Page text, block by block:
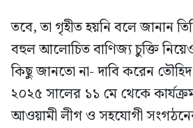
তবে, তা গৃহীত হয়নি বলে জানান
বহুল আলোচিত বাণিজ্য চুক্তি নিয়েও
কিছু জানতো না- দাবি করেন
২০২৫ সালের ১১ মে থেকে
আওয়ামী লীগ ও সহযোগী